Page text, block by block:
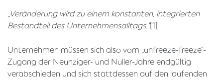
„Veränderung wird zu einem konstanten, integrierten
Bestandteil des Unternehmensalltags.“[1]
Unternehmen müssen sich also vom „unfreeze-freeze“-
Zugang der Neunziger- und Nuller-Jahre endgültig
verabschieden und sich stattdessen auf den laufenden